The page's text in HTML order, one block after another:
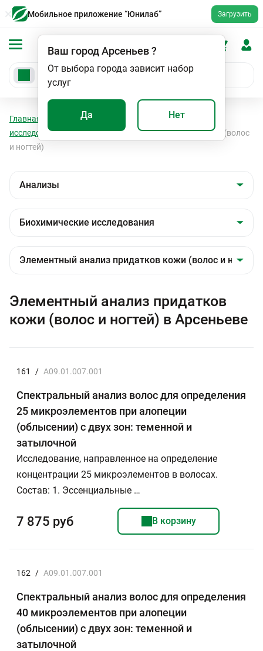
Мобильное приложение “Юнилаб” Загрузить
Ваш городАрсеньев?
От выбора города зависит набор
услуг
Да Нет
Главная Анализы
Биохимические
исследования
Элементный анализ придатков кожи (волос
и ногтей)
Элементный анализ придатков
кожи (волос и ногтей) в Арсеньеве
161 / A09.01.007.001
Спектральный анализ волос для определения
25 микроэлементов при алопеции
(облысении) с двух зон: теменной и
затылочной
Исследование, направленное на определение
концентрации 25 микроэлементов в волосах.
Состав: 1. Эссенциальные …
7 875 руб В корзину
162 / A09.01.007.001
Спектральный анализ волос для определения
40 микроэлементов при алопеции
(облысении) с двух зон: теменной и
затылочной